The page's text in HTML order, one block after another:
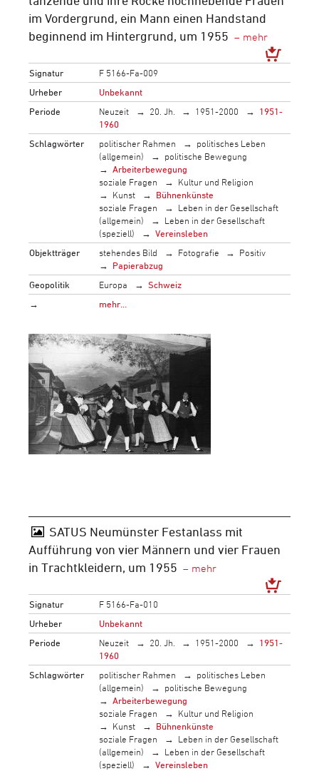
im Vordergrund, ein Mann einen Handstand
beginnend im Hintergrund, um 1955
Signatur
F 5166-Fa-009
Urheber
Unbekannt
Periode
Neuzeit 20. Jh. 1951-2000
1951-
1960
Schlagwörter
politischer Rahmen
politisches Leben
(allgemein)
politische Bewegung
Arbeiterbewegung
soziale Fragen
Kultur und Religion
Kunst
Bühnenkünste
soziale Fragen
Leben in der Gesellschaft
(allgemein)
Leben in der Gesellschaft
(speziell)
Vereinsleben
Objektträger
stehendes Bild Fotografie
Positiv
Papierabzug
Geopolitik
Europa
Schweiz
→
mehr…
SATUS Neumünster Festanlass mit
Aufführung von vier Männern und vier Frauen
in Trachtkleidern, um 1955
Signatur
F 5166-Fa-010
Urheber
Unbekannt
Periode
Neuzeit 20. Jh. 1951-2000
1951-
1960
Schlagwörter
politischer Rahmen
politisches Leben
(allgemein)
politische Bewegung
Arbeiterbewegung
soziale Fragen
Kultur und Religion
Kunst
Bühnenkünste
soziale Fragen
Leben in der Gesellschaft
(allgemein)
Leben in der Gesellschaft
(speziell)
Vereinsleben